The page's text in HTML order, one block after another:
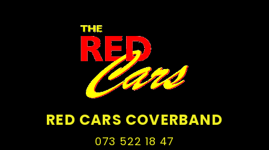
RED CARS COVERBAND
073 522 18 47